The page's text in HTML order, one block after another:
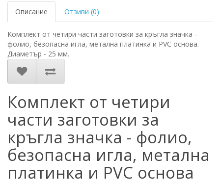
Описание Отзиви (0)
Комплект от четири части заготовки за кръгла значка -
фолио, безопасна игла, метална платинка и PVC основа.
Диаметър - 25 мм.
Комплект от четири
части заготовки за
кръгла значка - фолио,
безопасна игла, метална
платинка и PVC основа